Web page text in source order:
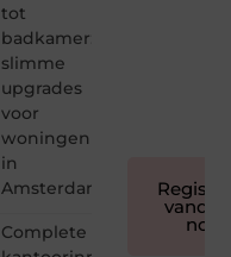
tot
badkamer:
slimme
upgrades
voor
woningen
in
Amsterdam
Complete
nog